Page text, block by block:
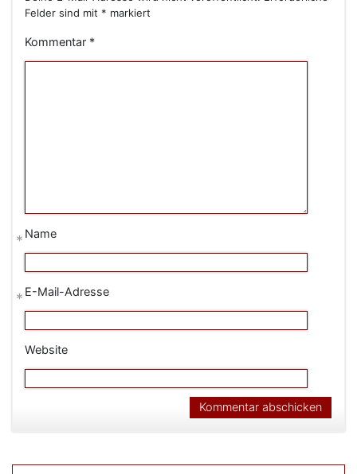
Felder sind mit * markiert
Kommentar *
Name
*
E-Mail-Adresse
*
Website